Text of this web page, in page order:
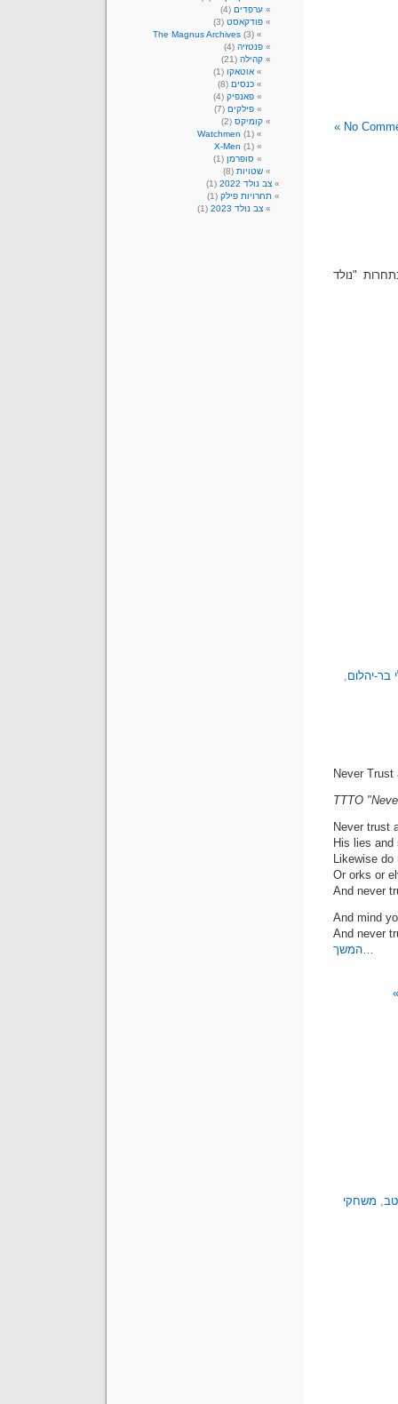
No
"נולד
בר-יהלום
Never Trust
TTTO
Never trust
His lies and
Likewise do
Or orks or
And never
And mind
And never
משחקי
ערפדים (4)
פודקאסט (3)
The Magnus Archives (3)
פנטזיה (4)
קהילה (21)
אוטאקו (1)
כנסים (8)
פאנפיק (4)
פילקים (7)
קומיקס (2)
Watchmen (1)
X-Men (1)
סופרמן (1)
שטויות (8)
צב נולד 2022
(1)
תחרויות פילק (1)
צב נולד 2023
(1)